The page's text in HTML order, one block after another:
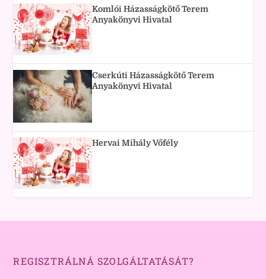
Komlói Házasságkötő Terem
Anyakönyvi Hivatal
Cserkúti Házasságkötő Terem
Anyakönyvi Hivatal
Hervai Mihály Vőfély
REGISZTRÁLNÁ SZOLGÁLTATÁSÁT?